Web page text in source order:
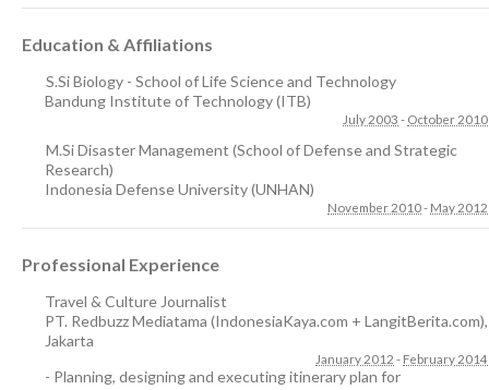
Education & Affiliations
S.Si Biology - School of Life Science and Technology
Bandung Institute of Technology (ITB)
July 2003 - October 2010
M.Si Disaster Management (School of Defense and Strategic
Research)
Indonesia Defense University (UNHAN)
November 2010- May 2012
Professional Experience
Travel & Culture Journalist
PT. Redbuzz Mediatama (IndonesiaKaya.com + LangitBerita.com),
Jakarta
January 2012 - February 2014
- Planning, designing and executing itinerary plan for